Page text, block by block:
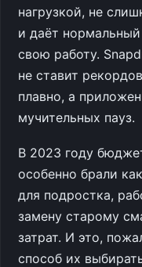
нагрузкой, не
и даёт
свою работу.
не ставит
плавно, а
мучительных пауз.
В 2023 году
особенно брали
для подростка,
замену старому
затрат. И это,
способ их